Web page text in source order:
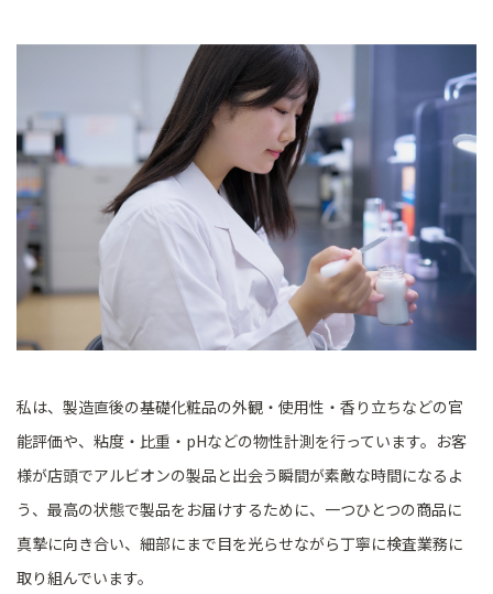
私は、製造直後の基礎化粧品の外観・使用性・香り立ちなどの官
能評価や、粘度・比重・pHなどの物性計測を行っています。お客
様が店頭でアルビオンの製品と出会う瞬間が素敵な時間になるよ
う、最高の状態で製品をお届けするために、一つひとつの商品に
真摯に向き合い、細部にまで目を光らせながら丁寧に検査業務に
取り組んでいます。